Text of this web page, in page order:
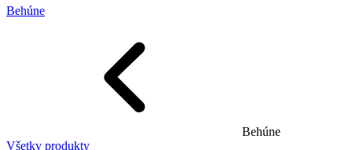
Behúne
Behúne
Všetky produkty